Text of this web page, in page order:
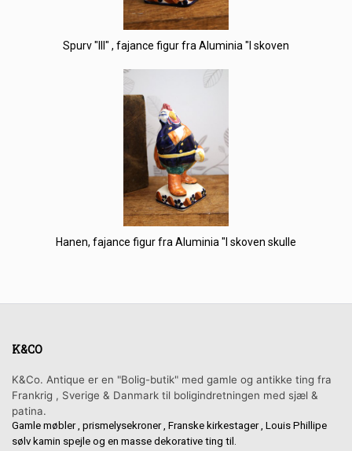
Spurv "III" , fajance figur fra Aluminia "I skoven
Hanen, fajance figur fra Aluminia "I skoven skulle
K&CO
K&Co. Antique er en "Bolig-butik" med gamle og antikke ting fra
Frankrig , Sverige & Danmark til boligindretningen med sjæl &
patina.
Gamle møbler , prismelysekroner , Franske kirkestager , Louis Phillipe
sølv kamin spejle og en masse dekorative ting til.